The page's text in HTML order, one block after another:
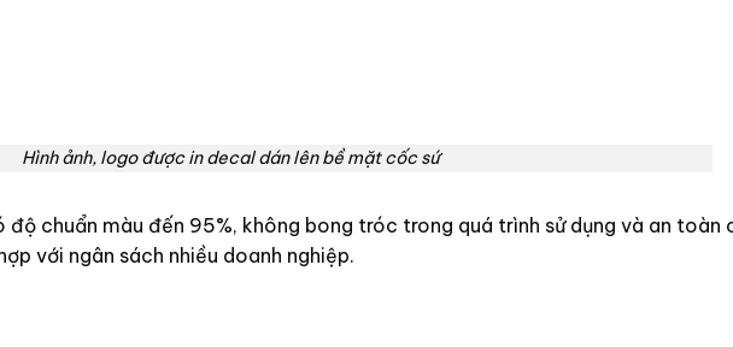
Hình ảnh, logo được in decal dán lên bề mặt cốc sứ
chuẩn màu đến 95%, không bong tróc trong quá trình sử dụng và an toàn
với ngân sách nhiều doanh nghiệp.